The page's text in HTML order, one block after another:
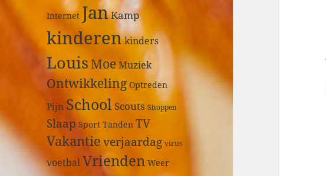
Internet JanKamp
kinderenkinders
LouisMoeMuziek
Ontwikkeling Optreden
Pijn SchoolScouts Shoppen
Slaap Sport Tanden TV
Vakantie verjaardag virus
voetbalVrienden Weer